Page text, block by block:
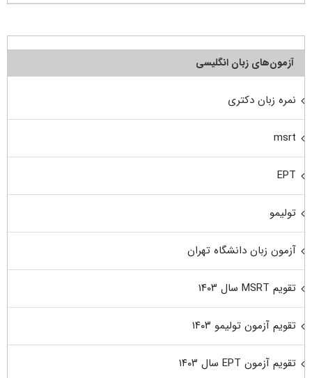
آزمون‌های زبان انگلیسی
نمره زبان دکتری
msrt
EPT
تولیمو
آزمون زبان دانشگاه تهران
تقویم MSRT سال ۱۴۰۳
تقویم آزمون تولیمو ۱۴۰۳
تقویم آزمون EPT سال ۱۴۰۳